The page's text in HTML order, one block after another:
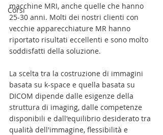
Corsi
macchine MRI, anche quelle che hanno
25-30 anni. Molti dei nostri clienti con
vecchie apparecchiature MR hanno
riportato risultati eccellenti e sono molto
soddisfatti della soluzione.
La scelta tra la costruzione di immagini
basata su k-space e quella basata su
DICOM dipende dalle esigenze della
struttura di imaging, dalle competenze
disponibili e dall'equilibrio desiderato tra
qualità dell'immagine, flessibilità e